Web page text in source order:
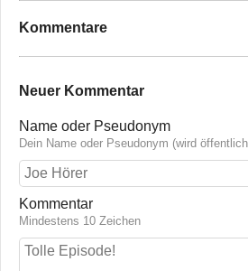
Kommentare
Neuer Kommentar
Name oder Pseudonym
Dein Name oder Pseudonym (wird
Kommentar
Mindestens 10 Zeichen